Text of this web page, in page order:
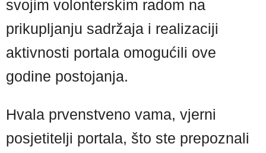
svojim volonterskim radom na
prikupljanju sadržaja i realizaciji
aktivnosti portala omogućili ove
godine postojanja.
Hvala prvenstveno vama, vjerni
posjetitelji portala, što ste prepoznali